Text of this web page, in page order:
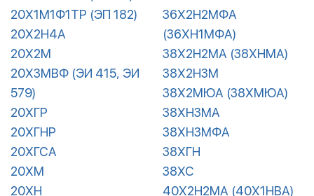
20Х1М1Ф1ТР (ЭП 182)
20Х2Н4А
20Х2М
20Х3МВФ (ЭИ 415, ЭИ
579)
20ХГР
20ХГНР
20ХГСА
20ХМ
20ХН
36Х2Н2МФА
(36ХН1МФА)
38Х2Н2МА (38ХНМА)
38Х2Н3М
38Х2МЮА (38ХМЮА)
38ХН3МА
38ХН3МФА
38ХГН
38ХС
40Х2Н2МА (40Х1НВА)